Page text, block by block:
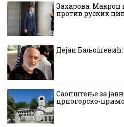
Захарова: Макрон
против руских
Дејан
Саопштење за
црногорско-